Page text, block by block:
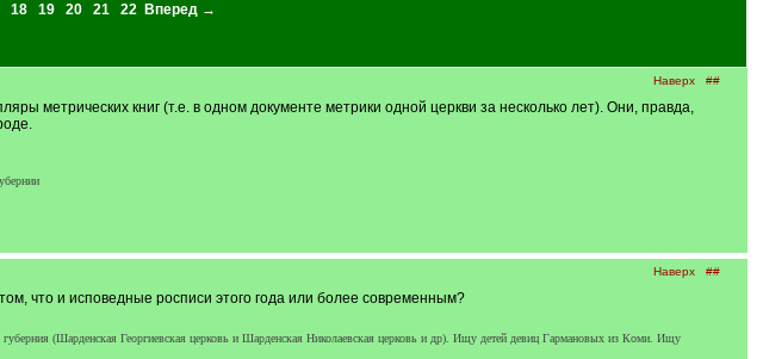
18 19 20 21 22
Вперед →
Наверх ##
метрических книг (т.е. в одном документе метрики одной церкви за несколько лет). Они, правда,
Наверх ##
что и исповедные росписи этого года или более современным?
(Шарденская Георгиевская церковь и Шарденская Николаевская церковь и др). Ищу детей девиц Гармановых из Коми. Ищу